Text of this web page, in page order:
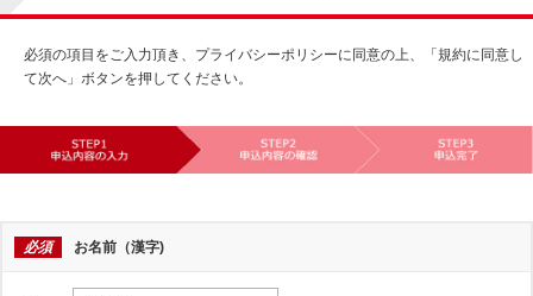
必須の項目をご入力頂き、プライバシーポリシーに同意の上、「規約に同意し
て次へ」ボタンを押してください。
必須 お名前（漢字)